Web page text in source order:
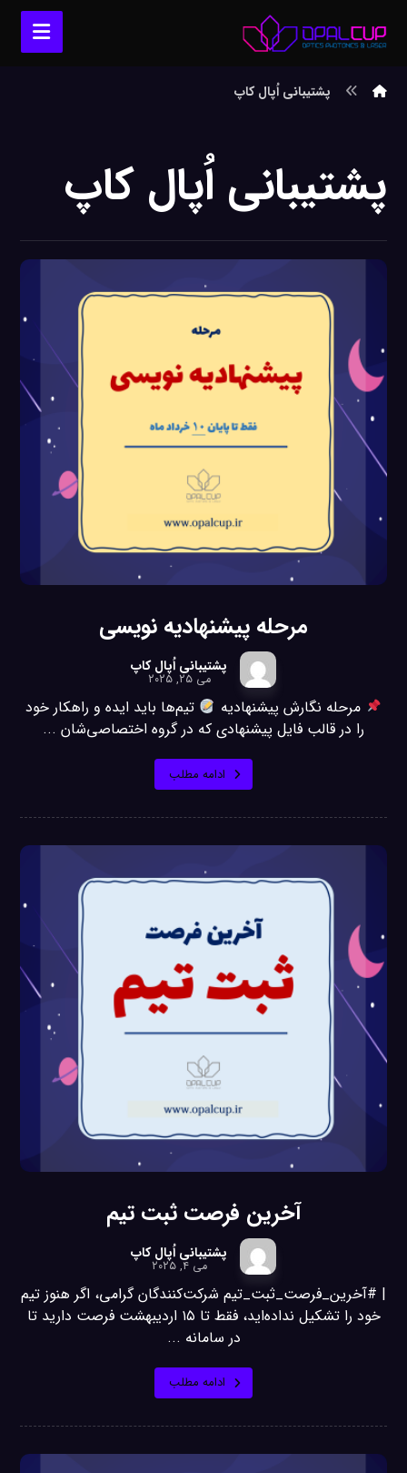
پشتیبانی اُپال کاپ
پشتیبانی اُپال کاپ
مرحله پیشنهادیه نویسی
پشتیبانی اُپال کاپ
می ۲۵, ۲۰۲۵
مرحله نگارش پیشنهادیه
تیم‌ها باید ایده و راهکار خود
را در قالب فایل پیشنهادی که در گروه اختصاصی‌شان ...
ادامه مطلب
آخرین فرصت ثبت تیم
پشتیبانی اُپال کاپ
می ۴, ۲۰۲۵
| #آخرین_فرصت_ثبت_تیم شرکت‌کنندگان گرامی، اگر هنوز تیم
خود را تشکیل نداده‌اید، فقط تا ۱۵ اردیبهشت فرصت دارید تا
در سامانه ...
ادامه مطلب